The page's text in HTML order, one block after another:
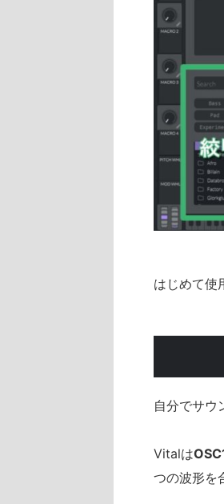
はじめて使
自分でサウ
Vitalは
つの波形を